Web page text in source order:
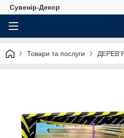
Сувенір-Декор
Товари та послуги